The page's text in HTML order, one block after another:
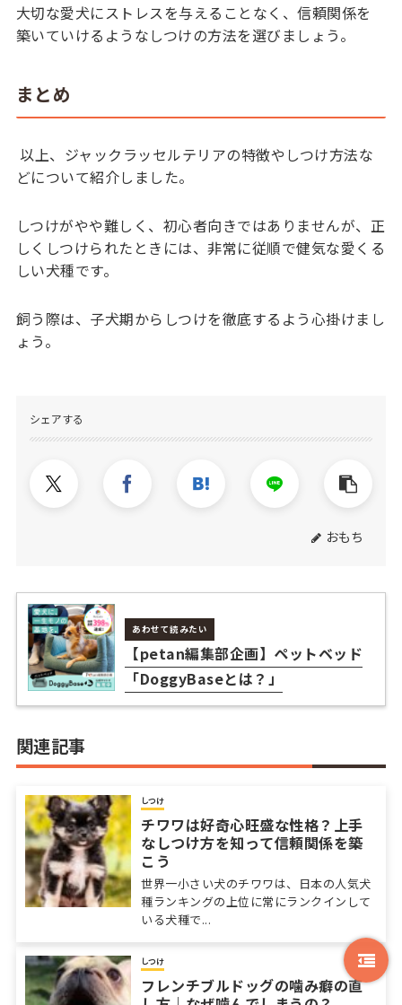
大切な愛犬にストレスを与えることなく、信頼関係を
築いていけるようなしつけの方法を選びましょう。
まとめ
以上、ジャックラッセルテリアの特徴やしつけ方法な
どについて紹介しました。
しつけがやや難しく、初心者向きではありませんが、正
しくしつけられたときには、非常に従順で健気な愛くる
しい犬種です。
飼う際は、子犬期からしつけを徹底するよう心掛けまし
ょう。
シェアする
おもち
あわせて読みたい
【petan編集部企画】ペットベッド
「DoggyBaseとは？」
関連記事
しつけ
チワワは好奇心旺盛な性格？上手
なしつけ方を知って信頼関係を築
こう
世界一小さい犬のチワワは、日本の人気犬
種ランキングの上位に常にランクインして
いる犬種で...
しつけ
フレンチブルドッグの噛み癖の直